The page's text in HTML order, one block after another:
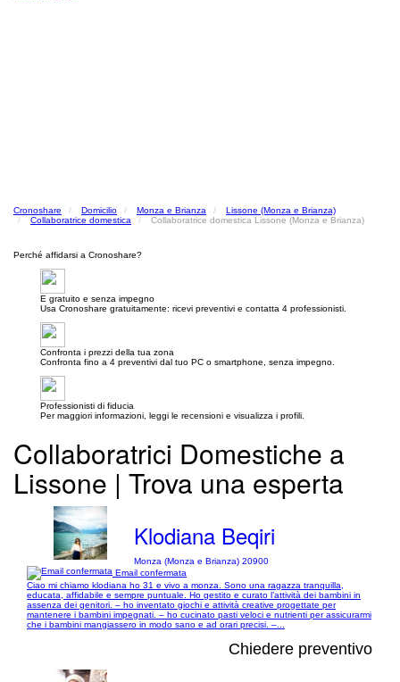
Cronoshare Domicilio Monza e Brianza
Lissone (Monza e Brianza)
Collaboratrice domestica
Collaboratrice domestica Lissone (Monza e Brianza)
Perché affidarsi a Cronoshare?
E gratuito e senza impegno
Usa Cronoshare gratuitamente: ricevi preventivi e contatta 4 professionisti.
Confronta i prezzi della tua zona
Confronta fino a 4 preventivi dal tuo PC o smartphone, senza impegno.
Professionisti di fiducia
Per maggiori informazioni, leggi le recensioni e visualizza i profili.
Collaboratrici Domestiche a
Lissone | Trova una esperta
Klodiana Beqiri
Monza (Monza e Brianza) 20900
Email confermata
Ciao mi chiamo klodiana ho 31 e vivo a monza. Sono una ragazza tranquilla,
educata, affidabile e sempre puntuale. Ho gestito e curato l’attività dei bambini in
assenza dei genitori. – ho inventato giochi e attività creative progettate per
mantenere i bambini impegnati. – ho cucinato pasti veloci e nutrienti per assicurarmi
che i bambini mangiassero in modo sano e ad orari precisi. –...
Chiedere preventivo